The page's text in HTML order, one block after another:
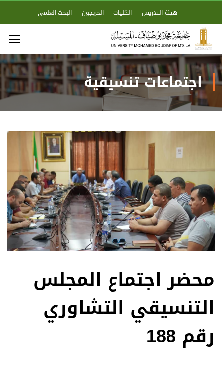
هيئة التدريس الكليات الخريجون البحث العلمي
اجتماعات تنسيقية
محضر اجتماع المجلس
التنسيقي التشاوري
رقم 188